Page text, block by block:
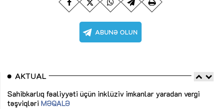
AKTUAL
Sahibkarlıq fəaliyyəti üçün inklüziv imkanlar yaradan vergi
təşviqləri MƏQALƏ